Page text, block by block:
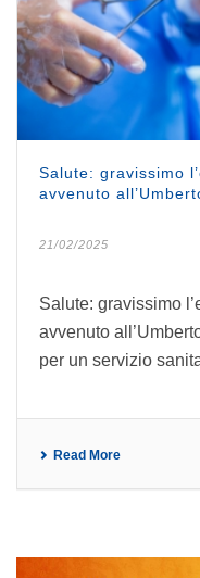
Salute: gravissimo
avvenuto
21/02/2025
Salute: gravissimo
avvenuto
per un servizio
Read More